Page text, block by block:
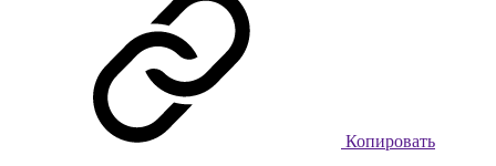
Копировать